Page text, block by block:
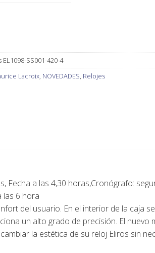
SS001-420-4
Lacroix, NOVEDADES, Relojes
Fecha a las 4,30 horas,Cronógrafo:
las 6 hora
del usuario. En el interior de la caja se
un alto grado de precisión. El nuevo
la estética de su reloj Eliros sin